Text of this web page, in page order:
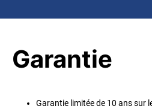
Garantie
Garantie limitée de 10 ans sur